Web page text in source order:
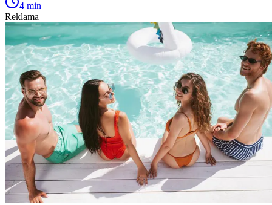
4 min
Reklama